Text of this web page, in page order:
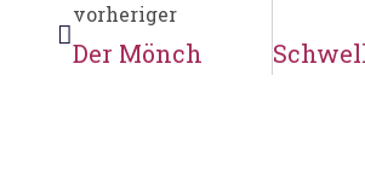
vorheriger
Der Mönch